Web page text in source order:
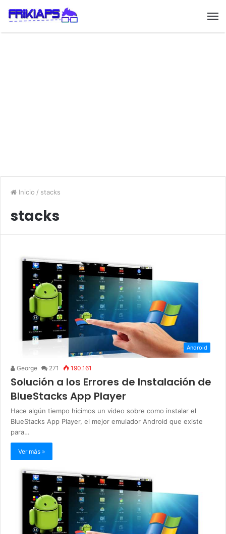
Inicio / stacks
stacks
Android
George 271 190.161
Solución a los Errores de Instalación de
BlueStacks App Player
Hace algún tiempo hicimos un video sobre como instalar el
BlueStacks App Player, el mejor emulador Android que existe
para…
Ver más »